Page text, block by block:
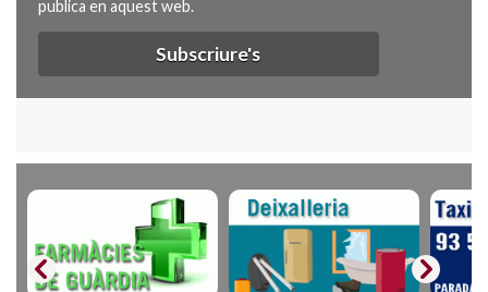
publica en aquest web.
Subscriure's